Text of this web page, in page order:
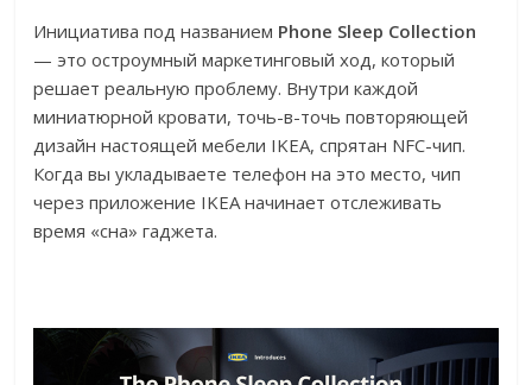
Инициатива под названием Phone Sleep Collection
— это остроумный маркетинговый ход, который
решает реальную проблему. Внутри каждой
миниатюрной кровати, точь-в-точь повторяющей
дизайн настоящей мебели IKEA, спрятан NFC-чип.
Когда вы укладываете телефон на это место, чип
через приложение IKEA начинает отслеживать
время «сна» гаджета.